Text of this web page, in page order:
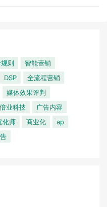
则
智能营销
DSP
全流程营销
媒体效果评判
倍业科技
广告内容
化师 商业化
ap